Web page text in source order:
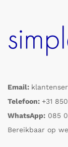
Email:
Telefoon: +31
WhatsApp: 085
Bereikbaar op